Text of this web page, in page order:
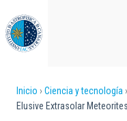
al
contenido
principal
Sobrescribir
Inicio Ciencia y tecnología
Elusive Extrasolar Meteorites